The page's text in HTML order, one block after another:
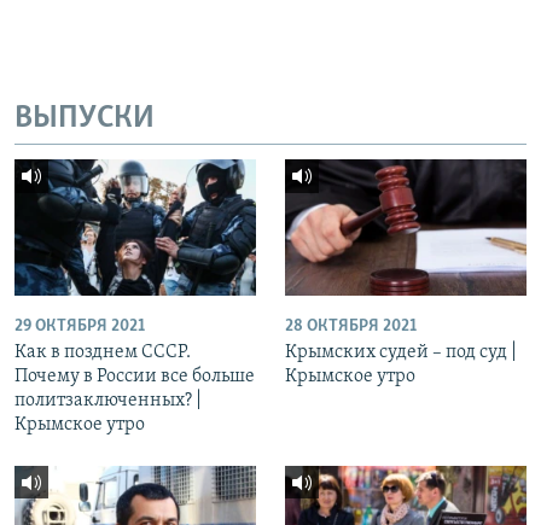
ВЫПУСКИ
29 ОКТЯБРЯ 2021
Как в позднем СССР.
Почему в России все больше
политзаключенных? |
Крымское утро
28 ОКТЯБРЯ 2021
Крымских судей – под суд |
Крымское утро